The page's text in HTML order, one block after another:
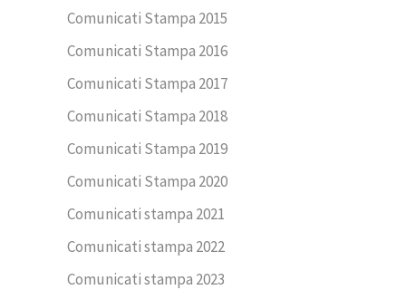
Comunicati Stampa 2015
Comunicati Stampa 2016
Comunicati Stampa 2017
Comunicati Stampa 2018
Comunicati Stampa 2019
Comunicati Stampa 2020
Comunicati stampa 2021
Comunicati stampa 2022
Comunicati stampa 2023